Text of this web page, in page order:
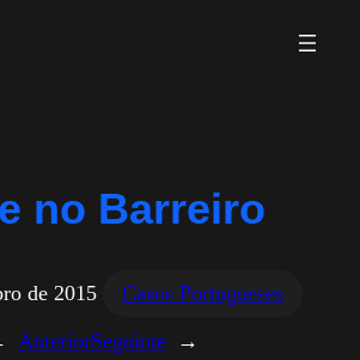
no Barreiro
de 2015
Casos Portugueses
AnteriorSeguinte →